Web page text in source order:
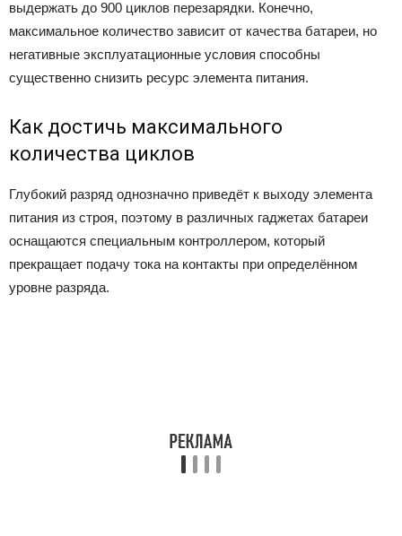
выдержать до 900 циклов перезарядки. Конечно,
максимальное количество зависит от качества батареи, но
негативные эксплуатационные условия способны
существенно снизить ресурс элемента питания.
Как достичь максимального
количества циклов
Глубокий разряд однозначно приведёт к выходу элемента
питания из строя, поэтому в различных гаджетах батареи
оснащаются специальным контроллером, который
прекращает подачу тока на контакты при определённом
уровне разряда.